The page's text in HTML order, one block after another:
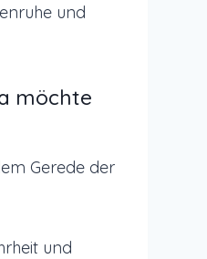
und
möchte
Gerede der
und